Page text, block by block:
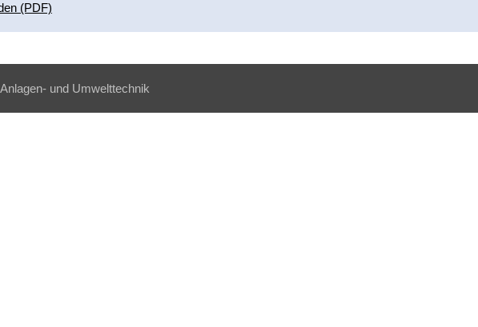
(PDF)
und Umwelttechnik